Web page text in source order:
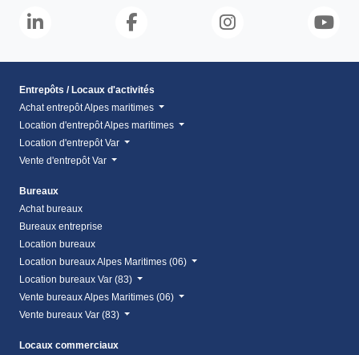
Entrepôts / Locaux d'activités
Achat entrepôt Alpes maritimes
Location d'entrepôt Alpes maritimes
Location d'entrepôt Var
Vente d'entrepôt Var
Bureaux
Achat bureaux
Bureaux entreprise
Location bureaux
Location bureaux Alpes Maritimes (06)
Location bureaux Var (83)
Vente bureaux Alpes Maritimes (06)
Vente bureaux Var (83)
Locaux commerciaux